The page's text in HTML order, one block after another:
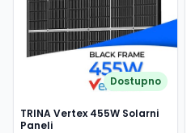
Dostupno
TRINA Vertex 455W Solarni
Paneli